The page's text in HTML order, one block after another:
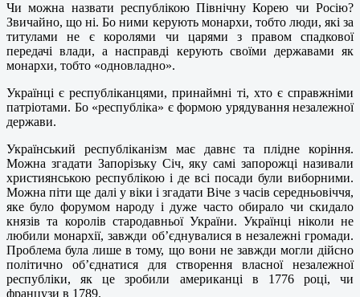
Чи можна назвати республікою Північну Корею чи Росію?
Звичайно, що ні. Бо ними керують монархи, тобто люди, які за
титулами не є королями чи царями з правом спадкової
передачі влади, а насправді керують своїми державами як
монархи, тобто «одновладно».
Українці є республіканцями, принаймні ті, хто є справжніми
патріотами. Бо «республіка» є формою урядування незалежної
держави.
Український республіканізм має давнє та плідне коріння.
Можна згадати Запорізьку Січ, яку самі запорожці називали
християнською республікою і де всі посади були виборними.
Можна піти ще далі у віки і згадати Віче з часів середньовіччя,
яке було форумом народу і дуже часто обирало чи скидало
князів та королів стародавньої України. Українці ніколи не
любили монархії, завжди об’єднувалися в незалежні громади.
Проблема була лише в тому, що вони не завжди могли дійсно
політично об’єднатися для створення власної незалежної
республіки, як це зробили американці в 1776 році, чи
французи в 1789.